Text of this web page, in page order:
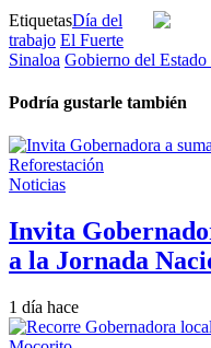
EtiquetasDía del
trabajo El Fuerte
Sinaloa Gobierno del Estado
Podría gustarle también
Noticias
Invita
a la Jornada
1 día hace